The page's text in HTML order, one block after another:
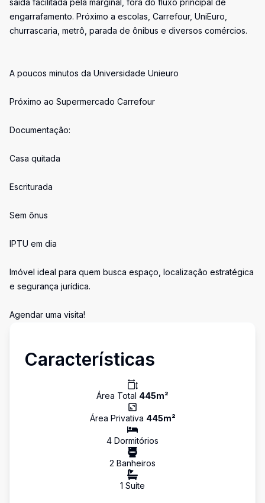
saída facilitada pela marginal, fora do fluxo principal de
engarrafamento. Próximo a escolas, Carrefour, UniEuro,
churrascaria, metrô, parada de ônibus e diversos comércios.
A poucos minutos da Universidade Unieuro
Próximo ao Supermercado Carrefour
Documentação:
Casa quitada
Escriturada
Sem ônus
IPTU em dia
Imóvel ideal para quem busca espaço, localização estratégica
e segurança jurídica.
Agendar uma visita!
Características
Área Total 445m²
Área Privativa 445m²
4 Dormitórios
2 Banheiros
1 Suíte